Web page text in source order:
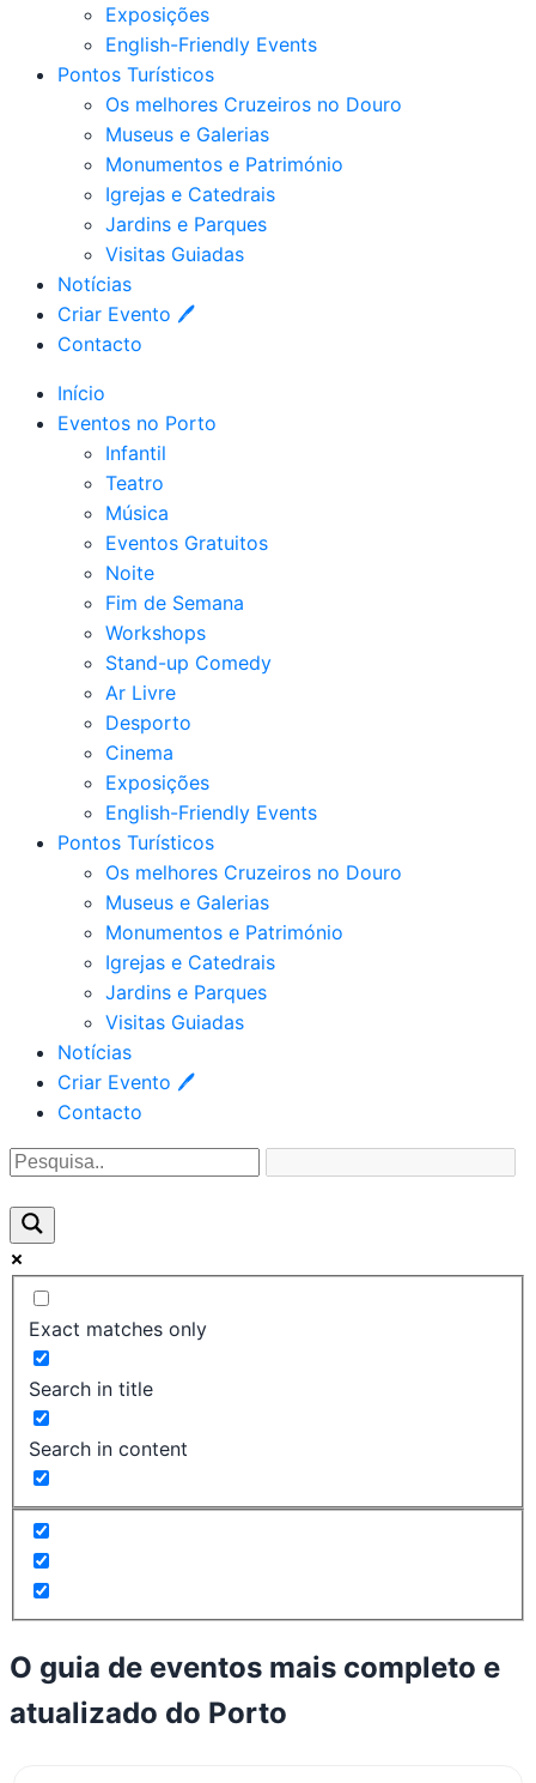
Exposições
English-Friendly Events
Pontos Turísticos
Os melhores Cruzeiros no Douro​
Museus e Galerias
Monumentos e Património
Igrejas e Catedrais
Jardins e Parques
Visitas Guiadas
Notícias
Criar Evento 🖊
Contacto
Início
Eventos no Porto
Infantil
Teatro
Música
Eventos Gratuitos
Noite
Fim de Semana
Workshops
Stand-up Comedy
Ar Livre
Desporto
Cinema
Exposições
English-Friendly Events
Pontos Turísticos
Os melhores Cruzeiros no Douro​
Museus e Galerias
Monumentos e Património
Igrejas e Catedrais
Jardins e Parques
Visitas Guiadas
Notícias
Criar Evento 🖊
Contacto
Exact matches only
Search in title
Search in content
O guia de eventos mais completo e
atualizado do Porto